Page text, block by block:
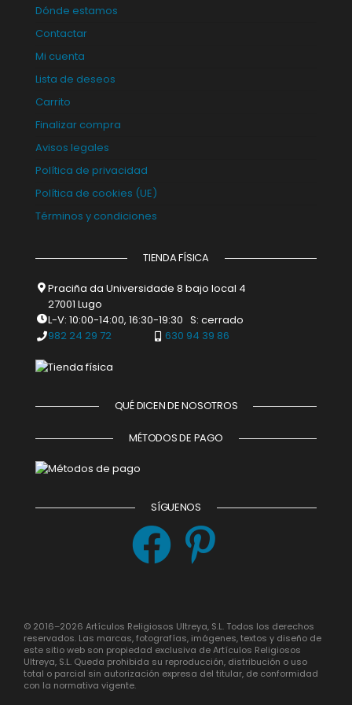
Dónde estamos
Contactar
Mi cuenta
Lista de deseos
Carrito
Finalizar compra
Avisos legales
Política de privacidad
Política de cookies (UE)
Términos y condiciones
TIENDA FÍSICA
Praciña da Universidade 8 bajo local 4
27001 Lugo
L-V: 10:00-14:00, 16:30-19:30 S: cerrado
982 24 29 72
630 94 39 86
QUÉ DICEN DE NOSOTROS
MÉTODOS DE PAGO
SÍGUENOS
© 2016–2026 Artículos Religiosos Ultreya, S.L. Todos los derechos
reservados. Las marcas, fotografías, imágenes, textos y diseño de
este sitio web son propiedad exclusiva de Artículos Religiosos
Ultreya, S.L. Queda prohibida su reproducción, distribución o uso
total o parcial sin autorización expresa del titular, de conformidad
con la normativa vigente.